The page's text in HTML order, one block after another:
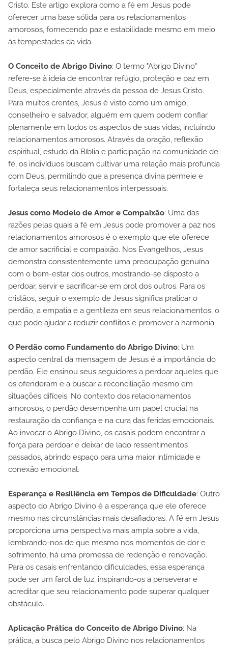
Cristo. Este artigo explora como a fé em Jesus pode
oferecer uma base sólida para os relacionamentos
amorosos, fornecendo paz e estabilidade mesmo em meio
às tempestades da vida.
O Conceito de Abrigo Divino: O termo "Abrigo Divino"
refere-se à ideia de encontrar refúgio, proteção e paz em
Deus, especialmente através da pessoa de Jesus Cristo.
Para muitos crentes, Jesus é visto como um amigo,
conselheiro e salvador, alguém em quem podem confiar
plenamente em todos os aspectos de suas vidas, incluindo
relacionamentos amorosos. Através da oração, reflexão
espiritual, estudo da Bíblia e participação na comunidade de
fé, os indivíduos buscam cultivar uma relação mais profunda
com Deus, permitindo que a presença divina permeie e
fortaleça seus relacionamentos interpessoais.
Jesus como Modelo de Amor e Compaixão: Uma das
razões pelas quais a fé em Jesus pode promover a paz nos
relacionamentos amorosos é o exemplo que ele oferece
de amor sacrificial e compaixão. Nos Evangelhos, Jesus
demonstra consistentemente uma preocupação genuína
com o bem-estar dos outros, mostrando-se disposto a
perdoar, servir e sacrificar-se em prol dos outros. Para os
cristãos, seguir o exemplo de Jesus significa praticar o
perdão, a empatia e a gentileza em seus relacionamentos, o
que pode ajudar a reduzir conflitos e promover a harmonia.
O Perdão como Fundamento do Abrigo Divino: Um
aspecto central da mensagem de Jesus é a importância do
perdão. Ele ensinou seus seguidores a perdoar aqueles que
os ofenderam e a buscar a reconciliação mesmo em
situações difíceis. No contexto dos relacionamentos
amorosos, o perdão desempenha um papel crucial na
restauração da confiança e na cura das feridas emocionais.
Ao invocar o Abrigo Divino, os casais podem encontrar a
força para perdoar e deixar de lado ressentimentos
passados, abrindo espaço para uma maior intimidade e
conexão emocional.
Esperança e Resiliência em Tempos de Dificuldade: Outro
aspecto do Abrigo Divino é a esperança que ele oferece
mesmo nas circunstâncias mais desafiadoras. A fé em Jesus
proporciona uma perspectiva mais ampla sobre a vida,
lembrando-nos de que mesmo nos momentos de dor e
sofrimento, há uma promessa de redenção e renovação.
Para os casais enfrentando dificuldades, essa esperança
pode ser um farol de luz, inspirando-os a perseverar e
acreditar que seu relacionamento pode superar qualquer
obstáculo.
Aplicação Prática do Conceito de Abrigo Divino: Na
prática, a busca pelo Abrigo Divino nos relacionamentos